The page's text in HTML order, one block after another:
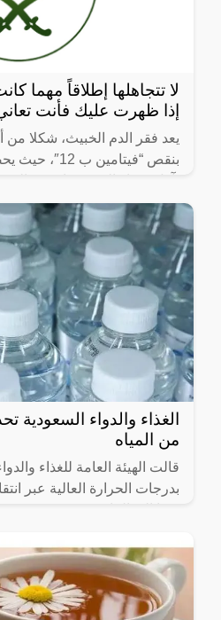
إذا ظهرت عليك فأنت
يعد فقر الدم الخبيث، شكلا من
بنقص
الأحماض
الغذاء والدواء
من المياه
قالت الهيئة العامة للغذاء
بدرجات الحرارة العالية عبر